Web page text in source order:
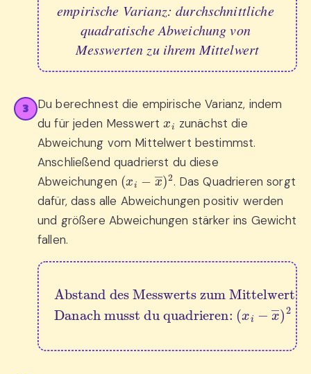
empirische Varianz: durchschnittliche
quadratische Abweichung von
Messwerten zu ihrem Mittelwert
3
Du berechnest die empirische Varianz, indem
du für jeden Messwert
zunächst die
Abweichung vom Mittelwert bestimmst.
Anschließend quadrierst du diese
Abweichungen ( ―)2. Das Quadrieren sorgt
dafür, dass alle Abweichungen positiv werden
und größere Abweichungen stärker ins Gewicht
fallen.
Abstand des Messwerts zum Mittelwert: xi−x―
Danach musst du quadrieren: (xi− x―) 2